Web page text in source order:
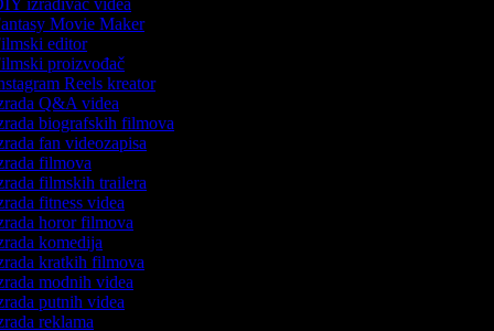
Movie Maker
editor
proizvođač
Reels kreator
Q&A videa
biografskih filmova
fan videozapisa
filmova
filmskih trailera
fitness videa
horor filmova
komedija
kratkih filmova
modnih videa
putnih videa
reklama